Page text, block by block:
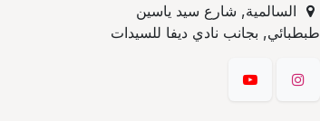
السالمية, شارع سيد ياسين
طبطبائي, بجانب نادي ديفا للسيدات